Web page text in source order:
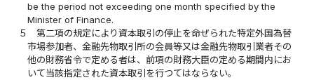
be the period not exceeding one month specified by the
Minister of Finance.
５
第二項の規定により資本取引の停止を命ぜられた特定外国為替
市場参加者、金融先物取引所の会員等又は金融先物取引業者その
他の財務省令で定める者は、前項の財務大臣の定める期間内にお
いて当該指定された資本取引を行つてはならない。